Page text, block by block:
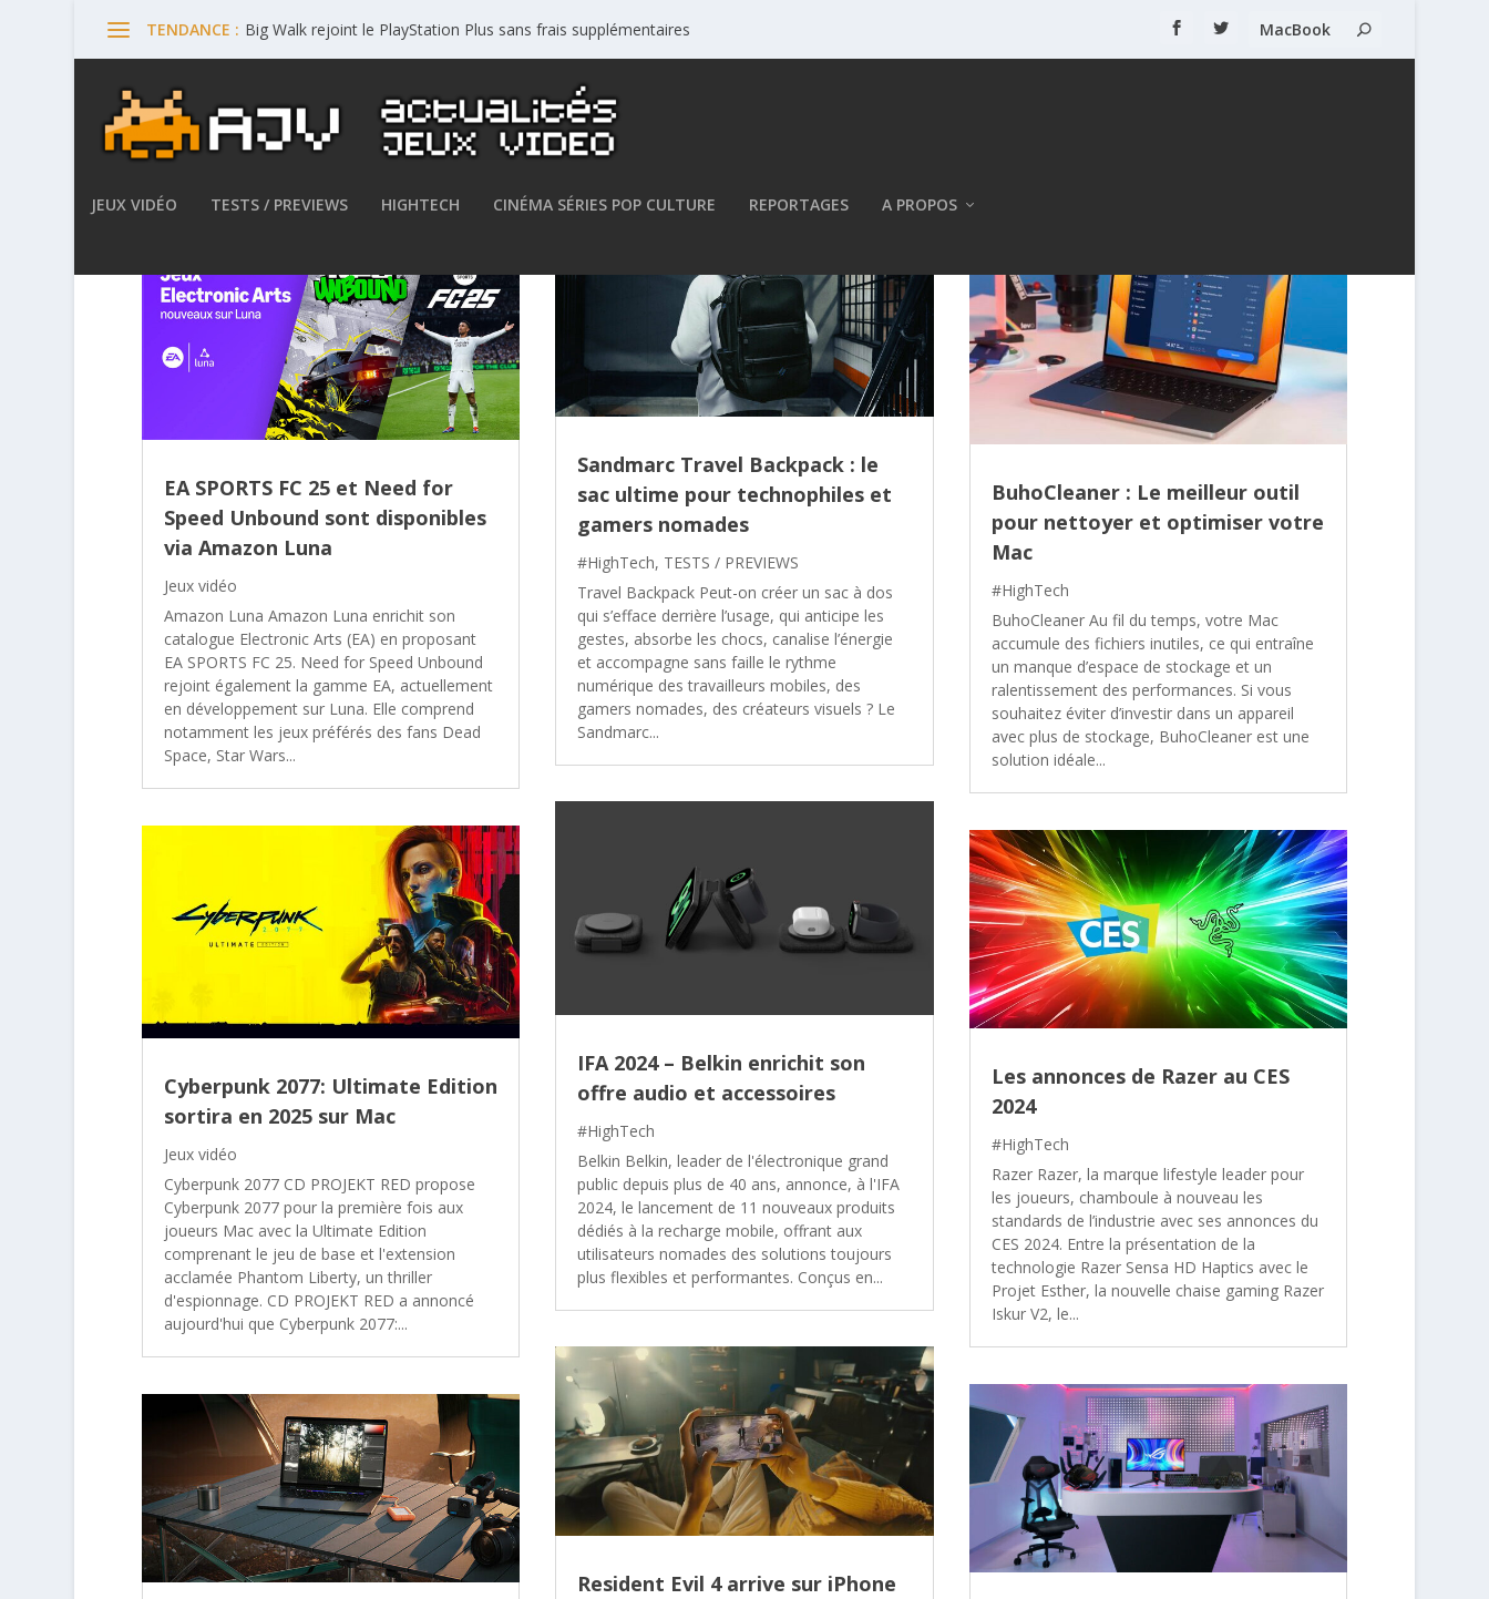
TENDANCE : Big Walk rejoint le PlayStation Plus sans frais supplémentaires
JEUX VIDÉO TESTS / PREVIEWS HIGHTECH CINÉMA SÉRIES POP CULTURE REPORTAGES A PROPOS
EA SPORTS FC 25 et Need for
Speed Unbound sont disponibles
via Amazon Luna
Jeux vidéo
Amazon Luna Amazon Luna enrichit son
catalogue Electronic Arts (EA) en proposant
EA SPORTS FC 25. Need for Speed Unbound
rejoint également la gamme EA, actuellement
en développement sur Luna. Elle comprend
notamment les jeux préférés des fans Dead
Space, Star Wars...
Cyberpunk 2077: Ultimate Edition
sortira en 2025 sur Mac
Jeux vidéo
Cyberpunk 2077 CD PROJEKT RED propose
Cyberpunk 2077 pour la première fois aux
joueurs Mac avec la Ultimate Edition
comprenant le jeu de base et l'extension
acclamée Phantom Liberty, un thriller
d'espionnage. CD PROJEKT RED a annoncé
aujourd'hui que Cyberpunk 2077:...
Sandmarc Travel Backpack : le
sac ultime pour technophiles et
gamers nomades
#HighTech, TESTS / PREVIEWS
Travel Backpack Peut-on créer un sac à dos
qui s’efface derrière l’usage, qui anticipe les
gestes, absorbe les chocs, canalise l’énergie
et accompagne sans faille le rythme
numérique des travailleurs mobiles, des
gamers nomades, des créateurs visuels ? Le
Sandmarc...
IFA 2024 – Belkin enrichit son
offre audio et accessoires
#HighTech
Belkin Belkin, leader de l'électronique grand
public depuis plus de 40 ans, annonce, à l'IFA
2024, le lancement de 11 nouveaux produits
dédiés à la recharge mobile, offrant aux
utilisateurs nomades des solutions toujours
plus flexibles et performantes. Conçus en...
Resident Evil 4 arrive sur iPhone
BuhoCleaner : Le meilleur outil
pour nettoyer et optimiser votre
Mac
#HighTech
BuhoCleaner Au fil du temps, votre Mac
accumule des fichiers inutiles, ce qui entraîne
un manque d’espace de stockage et un
ralentissement des performances. Si vous
souhaitez éviter d’investir dans un appareil
avec plus de stockage, BuhoCleaner est une
solution idéale...
Les annonces de Razer au CES
2024
#HighTech
Razer Razer, la marque lifestyle leader pour
les joueurs, chamboule à nouveau les
standards de l’industrie avec ses annonces du
CES 2024. Entre la présentation de la
technologie Razer Sensa HD Haptics avec le
Projet Esther, la nouvelle chaise gaming Razer
Iskur V2, le...